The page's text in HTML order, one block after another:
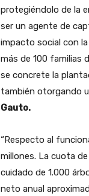
protegiéndolo de la
ser un agente de
impacto social con
más de 100 familias
se concrete la
también otorgando
Gauto.
“Respecto al
millones. La cuota
cuidado de 1.000
neto anual